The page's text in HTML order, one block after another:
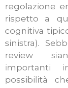
regolazione
rispetto a
cognitiva
sinistra).
review
importanti
possibilità